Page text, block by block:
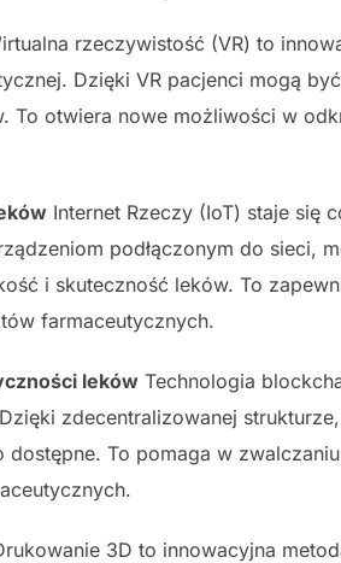
rzeczywistość (VR) to
Dzięki VR pacjenci mogą
otwiera nowe możliwości w
Internet Rzeczy (IoT) staje się
podłączonym do sieci,
i skuteczność leków. To
farmaceutycznych.
leków Technologia
zdecentralizowanej
To pomaga w
3D to innowacyjna